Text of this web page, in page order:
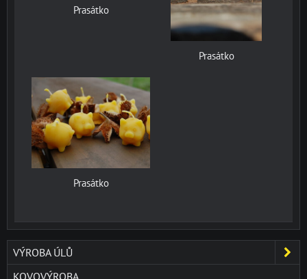
Prasátko
Prasátko
Prasátko
VÝROBA ÚLŮ
KOVOVÝROBA